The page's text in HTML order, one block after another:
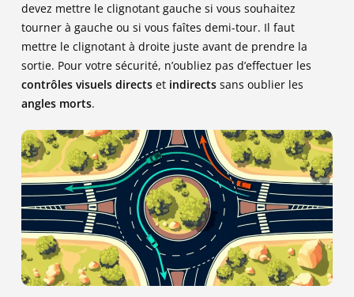
devez mettre le clignotant gauche si vous souhaitez
tourner à gauche ou si vous faîtes demi-tour. Il faut
mettre le clignotant à droite juste avant de prendre la
sortie. Pour votre sécurité, n’oubliez pas d’effectuer les
contrôles visuels directset indirectssans oublier les
angles morts.